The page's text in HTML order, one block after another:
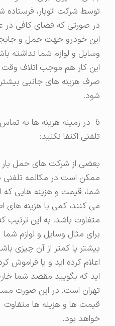
توسط شرکت اتوبار، فرستاده شود
در صورتی که فضای کافی در عقب
این خودرو جهت حمل و جابجایی
وسایل و لوازم شما نداشته باشد و
این کار هم موجب اتلاف وقت و
صرف هزینه های جانبی بیشتر
شود.
6- در زمینه هزینه ها به تماس
تلفنی اکتفا نکنید:
بعضی از شرکت های حمل بار
ممکن است در مکالمه تلفنی با
شما، قیمت و هزینه هایی که اعلام
می کنند، کمی با هزینه های اصلی
متفاوت باشد. به این ترتیب که
برای مثال وسایل و لوازم شما
بیشتر یا کمتر از آن چیزی باشد که
اعلام کرده اید و یا فراموش کرده
اید که بگویید مقصد شما خارج از
تهران است. در این صورت مسلما
قیمت ها و هزینه ها متفاوت
خواهد بود.